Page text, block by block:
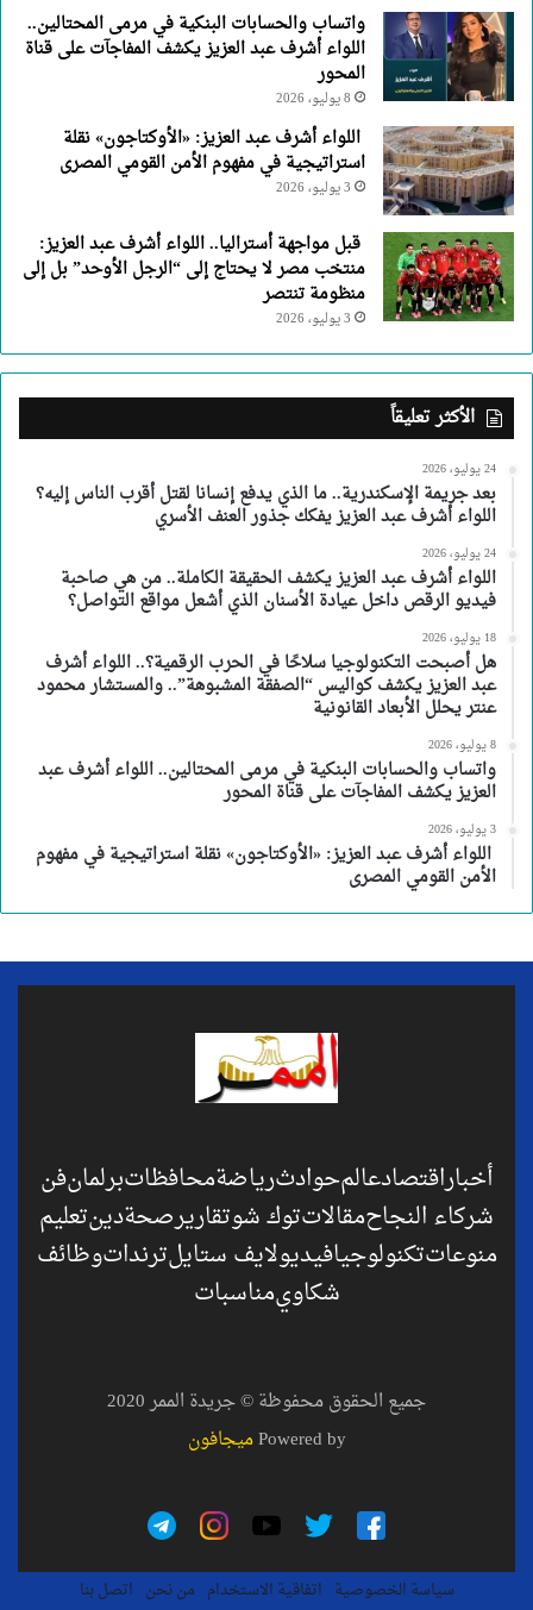
واتساب والحسابات البنكية في مرمى المحتالين..
اللواء أشرف عبد العزيز يكشف المفاجآت على قناة
المحور
8 يوليو، 2026
اللواء أشرف عبد العزيز: «الأوكتاجون» نقلة
استراتيجية في مفهوم الأمن القومي المصرى
3 يوليو، 2026
قبل مواجهة أستراليا.. اللواء أشرف عبد العزيز:
منتخب مصر لا يحتاج إلى “الرجل الأوحد” بل إلى
منظومة تنتصر
3 يوليو، 2026
الأكثر تعليقاً
24 يوليو، 2026
بعد جريمة الإسكندرية.. ما الذي يدفع إنسانا لقتل أقرب الناس إليه؟
اللواء أشرف عبد العزيز يفكك جذور العنف الأسري
24 يوليو، 2026
اللواء أشرف عبد العزيز يكشف الحقيقة الكاملة.. من هي صاحبة
فيديو الرقص داخل عيادة الأسنان الذي أشعل مواقع التواصل؟
18 يوليو، 2026
هل أصبحت التكنولوجيا سلاحًا في الحرب الرقمية؟.. اللواء أشرف
عبد العزيز يكشف كواليس “الصفقة المشبوهة”.. والمستشار محمود
عنتر يحلل الأبعاد القانونية
8 يوليو، 2026
واتساب والحسابات البنكية في مرمى المحتالين.. اللواء أشرف عبد
العزيز يكشف المفاجآت على قناة المحور
3 يوليو، 2026
اللواء أشرف عبد العزيز: «الأوكتاجون» نقلة استراتيجية في مفهوم
الأمن القومي المصرى
أخباراقتصادعالمحوادثرياضةمحافظاتبرلمانفن
شركاء النجاحمقالاتتوك شوتقاريرصحةدينتعليم
منوعاتتكنولوجيافيديولايف ستايلترنداتوظائف
شكاويمناسبات
جميع الحقوق محفوظة © جريدة الممر 2020
Powered byميجافون
سياسة الخصوصية اتفاقية الاستخدام من نحن اتصل بنا